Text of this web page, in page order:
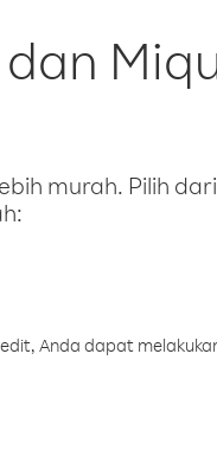
murah. Pilih
Anda dapat